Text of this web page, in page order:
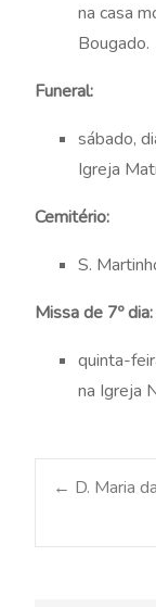
na casa
Bougado.
Funeral:
sábado,
Igreja
Cemitério:
S.
Missa de 7º dia:
quinta-
na Igreja
Post
← D. Maria